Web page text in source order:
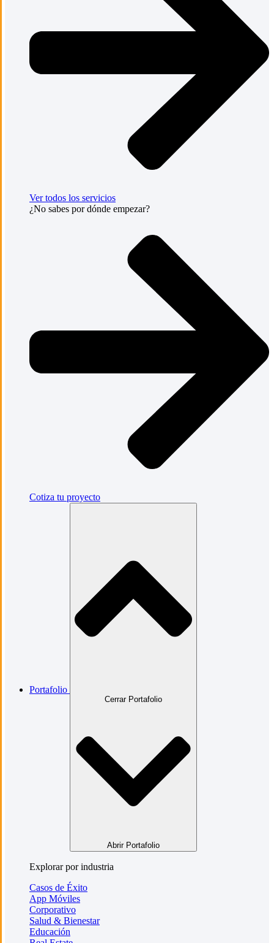
Ver todos los servicios
¿No sabes por dónde empezar?
Cotiza tu proyecto
Portafolio
Cerrar Portafolio
Abrir Portafolio
Explorar por industria
Casos de Éxito
App Móviles
Corporativo
Salud & Bienestar
Educación